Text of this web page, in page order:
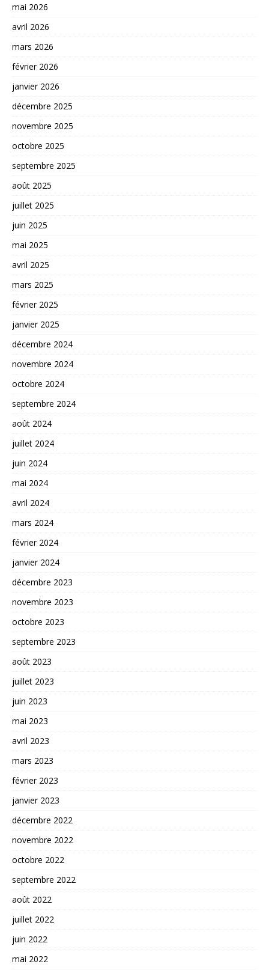
mai 2026
avril 2026
mars 2026
février 2026
janvier 2026
décembre 2025
novembre 2025
octobre 2025
septembre 2025
août 2025
juillet 2025
juin 2025
mai 2025
avril 2025
mars 2025
février 2025
janvier 2025
décembre 2024
novembre 2024
octobre 2024
septembre 2024
août 2024
juillet 2024
juin 2024
mai 2024
avril 2024
mars 2024
février 2024
janvier 2024
décembre 2023
novembre 2023
octobre 2023
septembre 2023
août 2023
juillet 2023
juin 2023
mai 2023
avril 2023
mars 2023
février 2023
janvier 2023
décembre 2022
novembre 2022
octobre 2022
septembre 2022
août 2022
juillet 2022
juin 2022
mai 2022